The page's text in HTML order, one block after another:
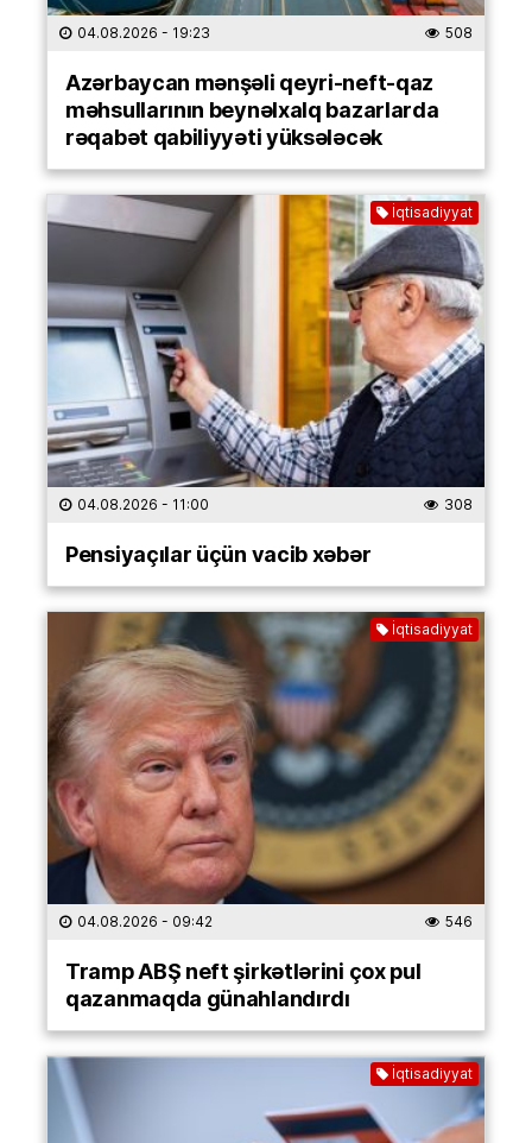
04.08.2026 - 19:23 508
Azərbaycan mənşəli qeyri-neft-qaz
məhsullarının beynəlxalq bazarlarda
rəqabət qabiliyyəti yüksələcək
İqtisadiyyat
04.08.2026 - 11:00 308
Pensiyaçılar üçün vacib xəbər
İqtisadiyyat
04.08.2026 - 09:42 546
Tramp ABŞ neft şirkətlərini çox pul
qazanmaqda günahlandırdı
İqtisadiyyat